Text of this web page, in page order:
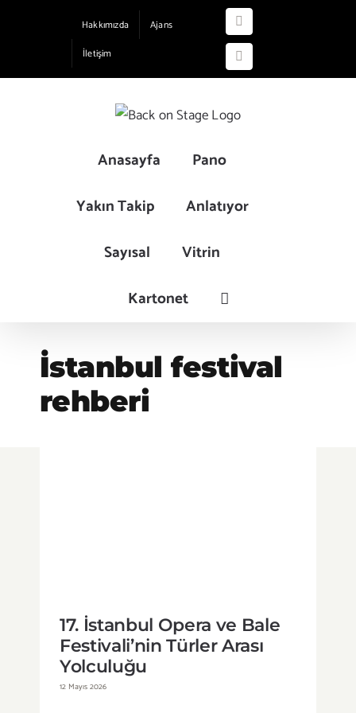
Hakkımızda
Ajans
İletişim
Instagram
YouTube
Anasayfa
Pano
Yakın Takip
Anlatıyor
Sayısal
Vitrin
Kartonet
İstanbul festival
rehberi
17. İstanbul Opera ve Bale
Festivali’nin Türler Arası
Yolculuğu
12 Mayıs 2026